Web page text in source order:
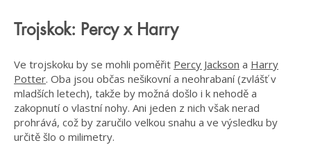
Trojskok: Percy x Harry
Ve trojskoku by se mohli poměřit Percy Jackson a Harry
Potter. Oba jsou občas nešikovní a neohrabaní (zvlášť v
mladších letech), takže by možná došlo i k nehodě a
zakopnutí o vlastní nohy. Ani jeden z nich však nerad
prohrává, což by zaručilo velkou snahu a ve výsledku by
určitě šlo o milimetry.